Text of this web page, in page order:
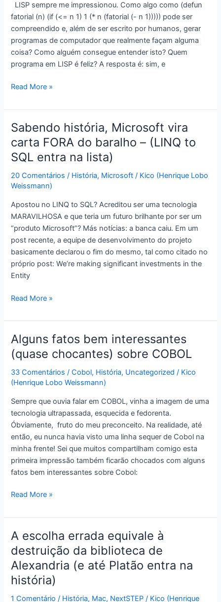
(ou
por
que
software
livre
importa)
LISP sempre me impressionou. Como algo como (defun
fatorial (n) (if (<= n 1) 1 (* n (fatorial (- n 1))))) pode ser
compreendido e, além de ser escrito por humanos, gerar
programas de computador que realmente façam alguma
coisa? Como alguém consegue entender isto? Quem
programa em LISP é feliz? A resposta é: sim, e
Alguns
bem
interessantes
sobre
LISP
Read More »
Sabendo história, Microsoft vira
carta FORA do baralho – (LINQ to
SQL entra na lista)
20 Comentários / História, Microsoft / Kico (Henrique Lobo
Weissmann)
Apostou no LINQ to SQL? Acreditou ser uma tecnologia
MARAVILHOSA e que teria um futuro brilhante por ser um
“produto Microsoft”? Más notícias: a banca caiu. Em um
post recente, a equipe de desenvolvimento do projeto
basicamente declarou o fim do mesmo, tal como citado no
próprio post: We’re making significant investments in the
Entity
Sabendo
Microsoft
vira
carta
FORA
do
baralho
(LINQ
to
SQL
entra
na
lista)
Read More »
Alguns fatos bem interessantes
(quase chocantes) sobre COBOL
33 Comentários /Cobol, História, Uncategorized / Kico
(Henrique Lobo Weissmann)
Sempre que ouvia falar em COBOL, vinha a imagem de uma
tecnologia ultrapassada, esquecida e fedorenta.
Óbviamente, fruto do meu preconceito. Na realidade, até
então, eu nunca havia visto uma linha sequer de Cobol na
minha frente! Sei que muitos compartilham comigo esta
primeira impressão também ficarão chocados com alguns
fatos bem interessantes sobre Cobol:
Alguns
bem
interessantes
(quase
chocantes)
sobre
COBOL
Read More »
A escolha errada equivale à
destruição da biblioteca de
Alexandria (e até Platão entra na
história)
1 Comentário / História, Mac, NextSTEP / Kico (Henrique